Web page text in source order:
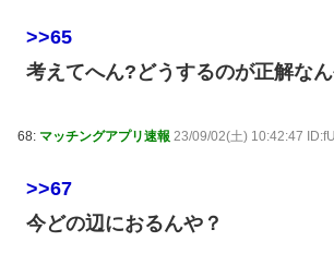
>>65
考えてへん?どうするのが正解な
68: マッチングアプリ速報 23/09/02(土) 10:42:47
>>67
今どの辺におるんや？